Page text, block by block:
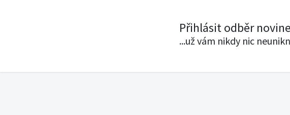
Přihlásit odběr
...už vám nikdy nic